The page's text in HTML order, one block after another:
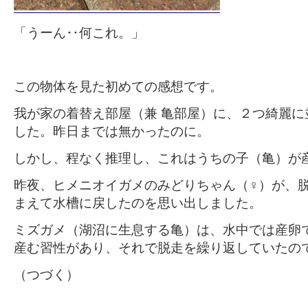
「うーん‥何これ。」
この物体を見た初めての感想です。
我が家の着替え部屋（兼 亀部屋）に、２つ綺麗
した。昨日までは無かったのに。
しかし、程なく推理し、これはうちの子（亀）が
昨夜、ヒメニオイガメのみどりちゃん（♀）が、
まえて水槽に戻したのを思い出しました。
ミズガメ（湖沼に生息する亀）は、水中では産卵
産む習性があり、それで脱走を繰り返していたの
（つづく）